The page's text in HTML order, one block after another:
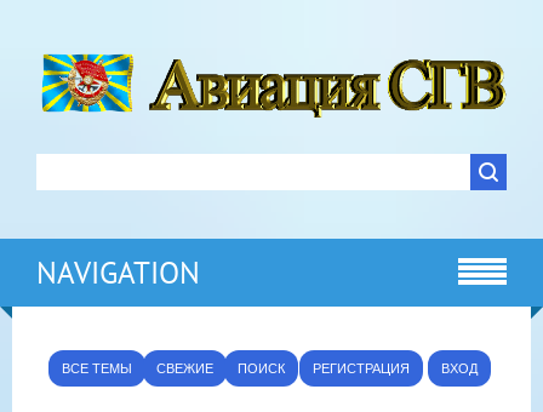
NAVIGATION
ВСЕ ТЕМЫ СВЕЖИЕ ПОИСК РЕГИСТРАЦИЯ ВХОД